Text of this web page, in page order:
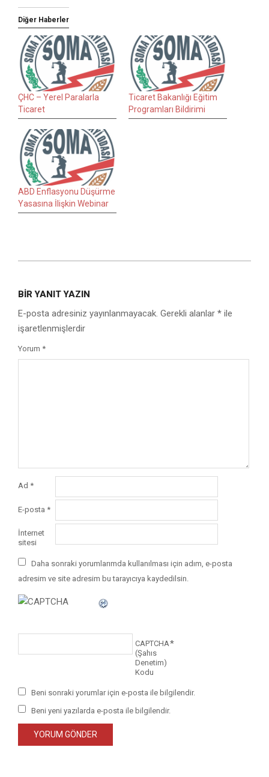
Diğer Haberler
ÇHC – Yerel Paralarla
Ticaret
Ticaret Bakanlığı Eğitim
Programları Bildirimi
ABD Enflasyonu Düşürme
Yasasına İlişkin Webinar
30
BIR YANIT YAZIN
E-posta adresiniz yayınlanmayacak. Gerekli alanlar * ile
işaretlenmişlerdir
Yorum *
Ad *
E-posta *
İnternet
sitesi
Daha sonraki yorumlarımda kullanılması için adım, e-posta
adresim ve site adresim bu tarayıcıya kaydedilsin.
CAPTCHA
(Şahıs
Denetim)
Kodu
*
Beni sonraki yorumlar için e-posta ile bilgilendir.
Beni yeni yazılarda e-posta ile bilgilendir.